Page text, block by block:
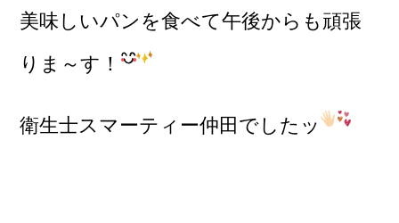
美味しいパンを食べて午後からも頑張
りま～す！
衛生士スマーティー仲田でしたッ